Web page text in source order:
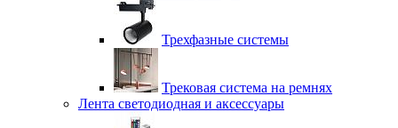
Трехфазные системы
Трековая система на ремнях
Лента светодиодная и аксессуары